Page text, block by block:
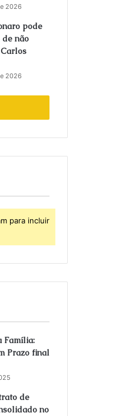
2026
pode
de não
2026
para incluir
Família:
Prazo final
de
no